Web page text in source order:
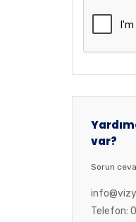
var?
Sorun
Telefon: